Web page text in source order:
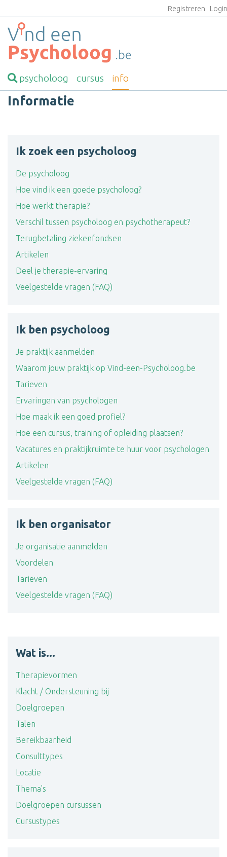
Registreren
psycholoog cursus info
Informatie
Ik zoek een psycholoog
De psycholoog
Hoe vind ik een goede psycholoog?
Hoe werkt therapie?
Verschil tussen psycholoog en psychotherapeut?
Terugbetaling ziekenfondsen
Artikelen
Deel je therapie-ervaring
Veelgestelde vragen (FAQ)
Ik ben psycholoog
Je praktijk aanmelden
Waarom jouw praktijk op Vind-een-Psycholoog.be
Tarieven
Ervaringen van psychologen
Hoe maak ik een goed profiel?
Hoe een cursus, training of opleiding plaatsen?
Vacatures en praktijkruimte te huur voor psychologen
Artikelen
Veelgestelde vragen (FAQ)
Ik ben organisator
Je organisatie aanmelden
Voordelen
Tarieven
Veelgestelde vragen (FAQ)
Wat is...
Therapievormen
Klacht / Ondersteuning bij
Doelgroepen
Talen
Bereikbaarheid
Consulttypes
Locatie
Thema's
Doelgroepen cursussen
Cursustypes